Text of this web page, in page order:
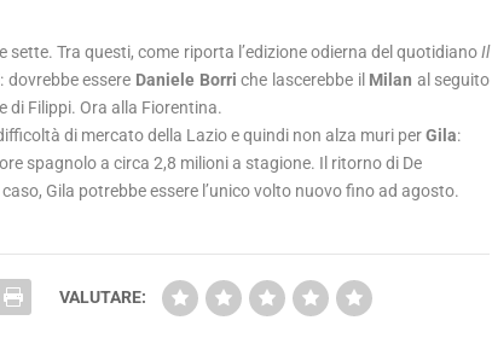
Tra questi, come riporta l’edizione odierna del quotidianoIl
essere Daniele Borriche lascerebbe il Milan al seguito
di Filippi. Ora alla Fiorentina.
di mercato della Lazio e quindi non alza muri perGila:
spagnolo a circa 2,8 milioni a stagione. Il ritorno di De
Gila potrebbe essere l’unico volto nuovo fino ad agosto.
VALUTARE: